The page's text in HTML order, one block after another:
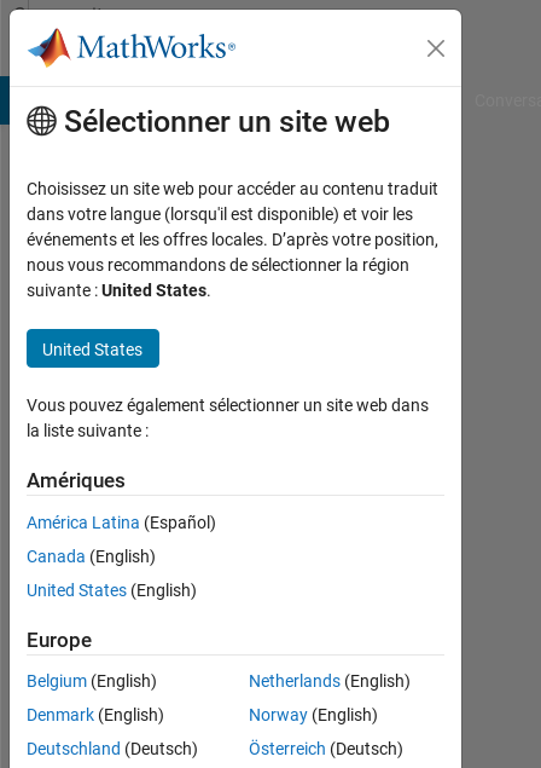
Passer au contenu
Community
Profile
Ken
Last
seen:
mois
il y a
Actif
depuis
Followers:
Following:
Follow
Sélectionner un site web
Choisissez un site web pour accéder au contenu traduit
dans votre langue (lorsqu'il est disponible) et voir les
événements et les offres locales. D’après votre position,
nous vous recommandons de sélectionner la région
suivante :United States.
United States
Vous pouvez également sélectionner un site web dans
la liste suivante :
Amériques
América Latina (Español)
Canada (English)
United States (English)
Europe
Belgium (English)
Denmark (English)
Deutschland (Deutsch)
Netherlands(English)
Norway(English)
Österreich (Deutsch)